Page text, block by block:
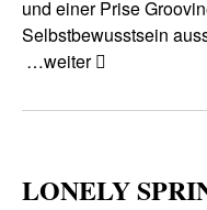
und einer Prise
Selbstbewusstsein
…weiter
LONELY